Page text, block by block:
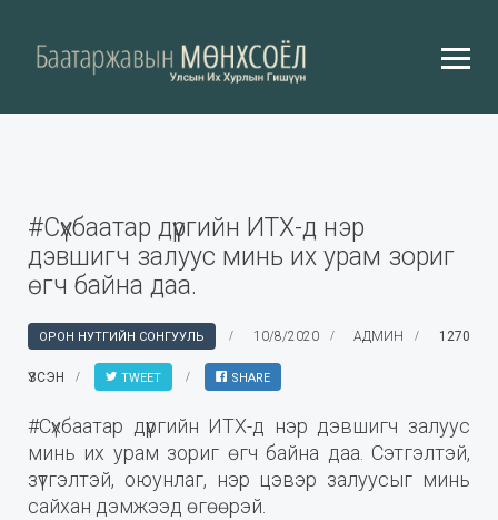
#Сүхбаатар дүүргийн ИТХ-д нэр
дэвшигч залуус минь их урам зориг
өгч байна даа.
ОРОН НУТГИЙН СОНГУУЛЬ 10/8/2020 АДМИН 1270
ҮЗСЭН TWEET SHARE
#Сүхбаатар дүүргийн ИТХ-д нэр дэвшигч залуус
минь их урам зориг өгч байна даа. Сэтгэлтэй,
зүтгэлтэй, оюунлаг, нэр цэвэр залуусыг минь
сайхан дэмжээд өгөөрэй.